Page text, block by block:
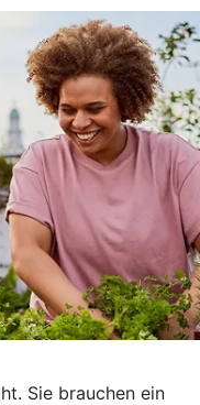
Sie brauchen ein